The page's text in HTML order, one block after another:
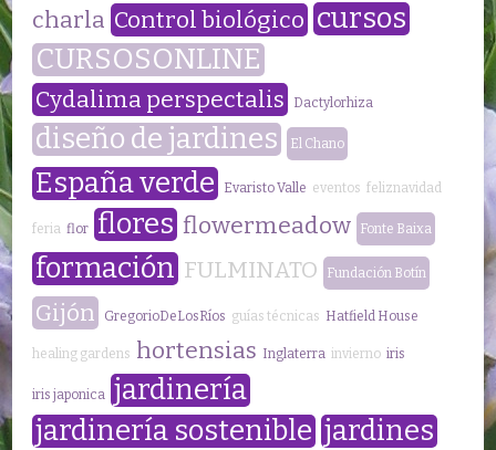
charla Control biológico cursos
CURSOSONLINE
Cydalima perspectalis Dactylorhiza
diseño de jardines El Chano
España verde Evaristo Valle eventos feliznavidad
feria flor flores flowermeadow Fonte Baixa
formación FULMINATO Fundación Botín
Gijón GregorioDeLosRíos guías técnicas Hatfield House
healing gardens hortensias Inglaterra invierno iris
iris japonica jardinería
jardinería sostenible jardines